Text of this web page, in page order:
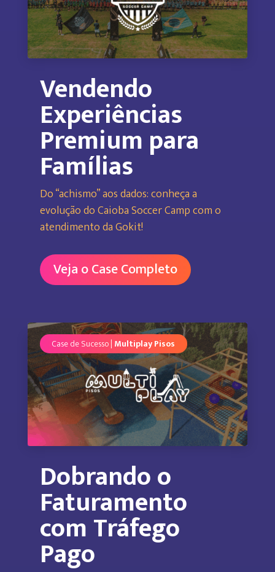
Vendendo
Experiências
Premium para
Famílias
Do “achismo” aos dados: conheça a
evolução do Caioba Soccer Camp com o
atendimento da Gokit!
Veja o Case Completo
Case de Sucesso | Multiplay Pisos
Dobrando o
Faturamento
com Tráfego
Pago